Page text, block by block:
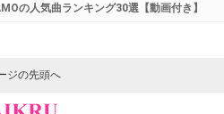
の人気曲ランキング30選【動画付き】
ジの先頭へ